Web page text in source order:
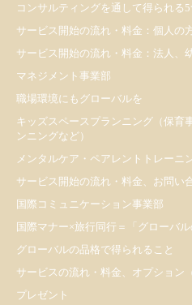
コンサルティングを通して得られる5
サービス開始の流れ・料金：個人の
サービス開始の流れ・料金：法人、
マネジメント事業部
職場環境にもグローバルを
キッズスペースプランニング（保育
ンニングなど）
メンタルケア・ペアレントトレーニ
サービス開始の流れ・料金、お問い
国際コミュニケーション事業部
国際マナー×旅行同行＝「グローバル
グローバルの品格で得られること
サービスの流れ・料金、オプション
プレゼント